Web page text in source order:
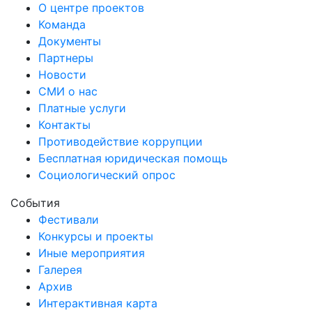
О центре проектов
Команда
Документы
Партнеры
Новости
СМИ о нас
Платные услуги
Контакты
Противодействие коррупции
Бесплатная юридическая помощь
Социологический опрос
События
Фестивали
Конкурсы и проекты
Иные мероприятия
Галерея
Архив
Интерактивная карта